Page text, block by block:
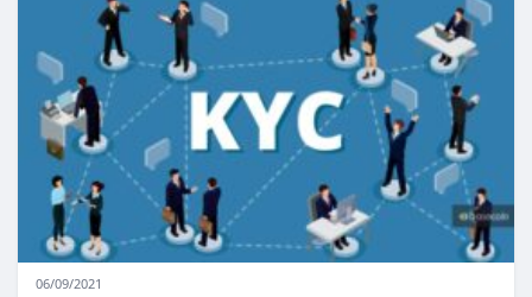
06/09/2021